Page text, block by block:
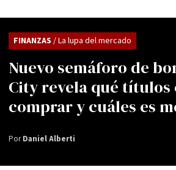
Nuevo semáforo de
City revela qué títulos
comprar y cuáles es
FINANZAS / La lupa del mercado
PorDaniel Alberti